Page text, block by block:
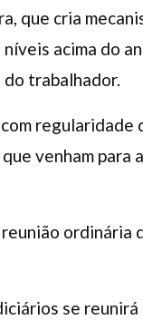
que cria
acima do
do trabalhador.
regularidade
venham para
se